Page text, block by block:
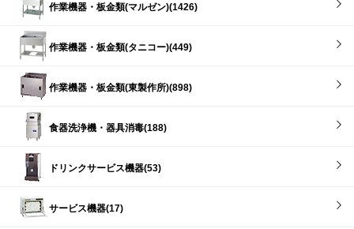
作業機器・板金類(マルゼン)(1426)
作業機器・板金類(タニコー)(449)
作業機器・板金類(東製作所)(898)
食器洗浄機・器具消毒(188)
ドリンクサービス機器(53)
サービス機器(17)